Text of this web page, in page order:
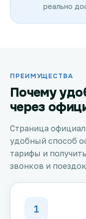
реально
ПРЕИМУЩЕСТВА
Почему
через
Страница
удобный способ
тарифы и
звонков и
1